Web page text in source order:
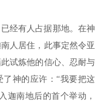
经有人占据那地。在神
人居住，此事定然令亚
试炼他的信心、忍耐与
神的应许：“我要把这
迦南地后的首个举动，